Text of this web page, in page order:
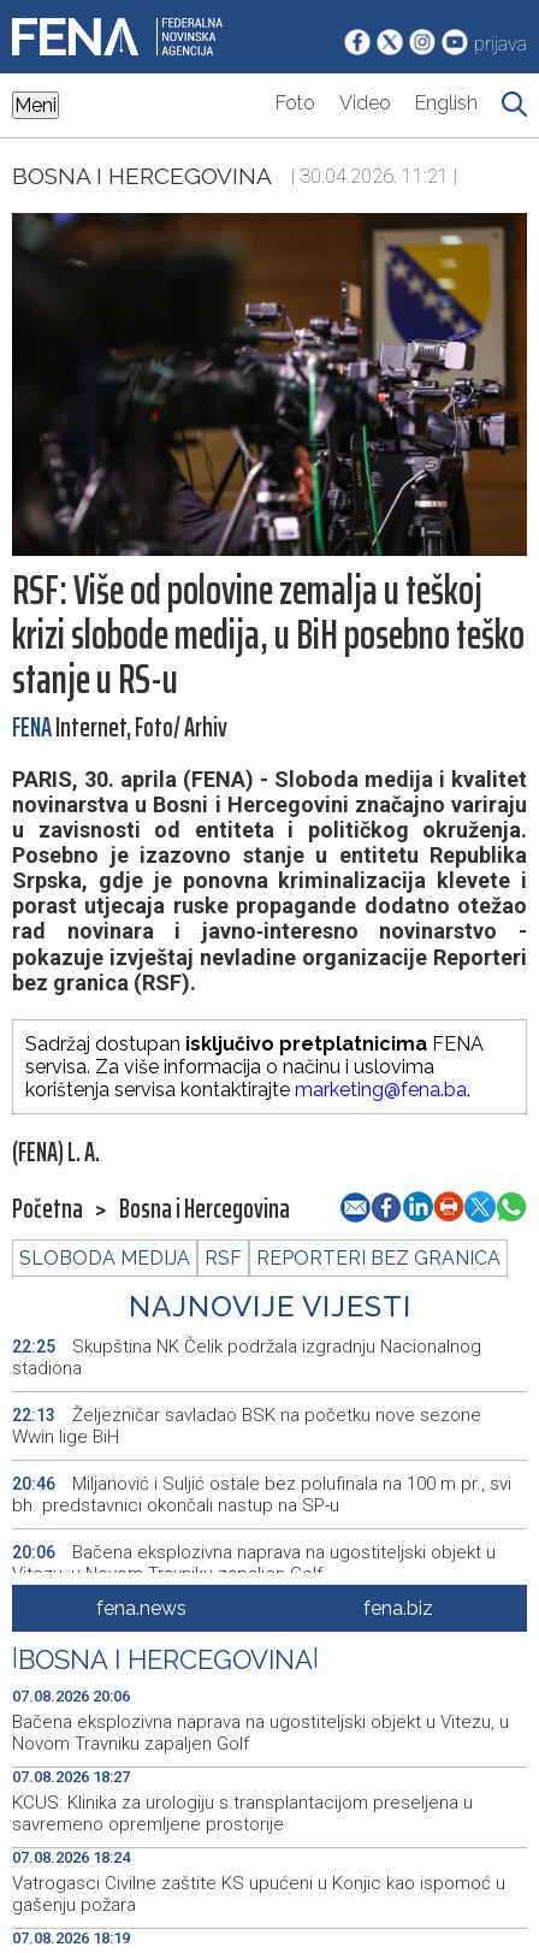
prijava
Meni Foto Video English
BOSNA I HERCEGOVINA | 30.04.2026. 11:21 |
RSF: Više od polovine zemalja u teškoj
krizi slobode medija, u BiH posebno teško
stanje u RS-u
FENAInternet, Foto/ Arhiv
PARIS, 30. aprila (FENA) - Sloboda medija i kvalitet
novinarstva u Bosni i Hercegovini značajno variraju
u zavisnosti od entiteta i političkog okruženja.
Posebno je izazovno stanje u entitetu Republika
Srpska, gdje je ponovna kriminalizacija klevete i
porast utjecaja ruske propagande dodatno otežao
rad novinara i javno‑interesno novinarstvo -
pokazuje izvještaj nevladine organizacije Reporteri
bez granica (RSF).
Sadržaj dostupan isključivo pretplatnicima FENA
servisa. Za više informacija o načinu i uslovima
korištenja servisa kontaktirajte marketing@fena.ba.
(FENA) L. A.
Početna > Bosna i Hercegovina
SLOBODA MEDIJA RSF REPORTERI BEZ GRANICA
NAJNOVIJE VIJESTI
22:25
Skupština NK Čelik podržala izgradnju Nacionalnog
stadiona
22:13
Željezničar savladao BSK na početku nove sezone
Wwin lige BiH
20:46
Miljanović i Suljić ostale bez polufinala na 100 m pr., svi
bh. predstavnici okončali nastup na SP-u
20:06
Bačena eksplozivna naprava na ugostiteljski objekt u
Vitezu, u Novom Travniku zapaljen Golf
Galerija ULUPUBiH otvara novu izlagačku sezonu,
predstavlja novi izlagački program
19:44 Faris Dževahirić novi nogometaš Veleža
19:21 Announcement of events for Saturday, 8 August 2026
19:10
Rudari Milanovića ubijedili da ode kući, Memčić se već
ponovo vratio u jamu 'Raspotočje'
19:03
Sarajevo Film Festival presents Kinoscope and
Kinoscope Surreal programs
19:00 Najave događaja za 8. 8. 2026. godine (subota)
fena.news fena.biz
BOSNA I HERCEGOVINA
07.08.2026 20:06
Bačena eksplozivna naprava na ugostiteljski objekt u Vitezu, u
Novom Travniku zapaljen Golf
07.08.2026 18:27
KCUS: Klinika za urologiju s transplantacijom preseljena u
savremeno opremljene prostorije
07.08.2026 18:24
Vatrogasci Civilne zaštite KS upućeni u Konjic kao ispomoć u
gašenju požara
07.08.2026 18:19